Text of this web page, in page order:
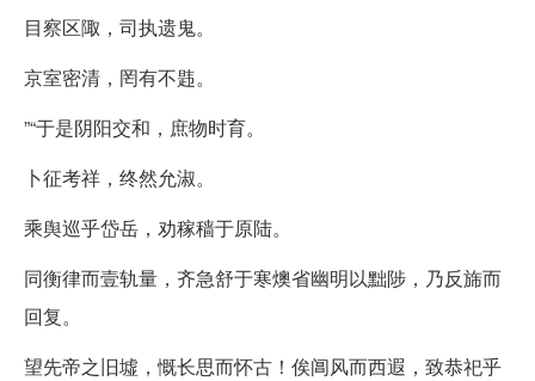
目察区陬，司执遗鬼。
京室密清，罔有不韪。
”“于是阴阳交和，庶物时育。
卜征考祥，终然允淑。
乘舆巡乎岱岳，劝稼穑于原陆。
同衡律而壹轨量，齐急舒于寒燠省幽明以黜陟，乃反旆而
回复。
望先帝之旧墟，慨长思而怀古！俟阊风而西遐，致恭祀乎